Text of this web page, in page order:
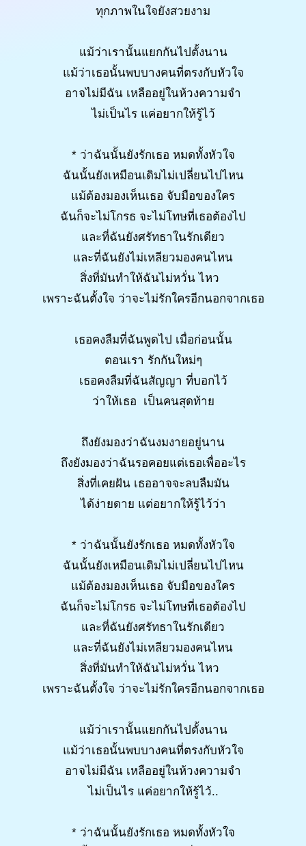
ทุกภาพในใจยังสวยงาม
แม้ว่าเรานั้นแยกกันไปตั้งนาน
แม้ว่าเธอนั้นพบบางคนที่ตรงกับหัวใจ
อาจไม่มีฉัน เหลืออยู่ในห้วงความจำ
ไม่เป็นไร แค่อยากให้รู้ไว้
* ว่าฉันนั้นยังรักเธอ หมดทั้งหัวใจ
ฉันนั้นยังเหมือนเดิมไม่เปลี่ยนไปไหน
แม้ต้องมองเห็นเธอ จับมือของใคร
ฉันก็จะไม่โกรธ จะไม่โทษที่เธอต้องไป
และที่ฉันยังศรัทธาในรักเดียว
และที่ฉันยังไม่เหลียวมองคนไหน
สิ่งที่มันทำให้ฉันไม่หวั่น ไหว
เพราะฉันตั้งใจ ว่าจะไม่รักใครอีกนอกจากเธอ
เธอคงลืมที่ฉันพูดไป เมื่อก่อนนั้น
ตอนเรา รักกันใหม่ๆ
เธอคงลืมที่ฉันสัญญา ที่บอกไว้
ว่าให้เธอ เป็นคนสุดท้าย
ถึงยังมองว่าฉันงมงายอยู่นาน
ถึงยังมองว่าฉันรอคอยแต่เธอเพื่ออะไร
สิ่งที่เคยฝัน เธออาจจะลบลืมมัน
ได้ง่ายดาย แต่อยากให้รู้ไว้ว่า
* ว่าฉันนั้นยังรักเธอ หมดทั้งหัวใจ
ฉันนั้นยังเหมือนเดิมไม่เปลี่ยนไปไหน
แม้ต้องมองเห็นเธอ จับมือของใคร
ฉันก็จะไม่โกรธ จะไม่โทษที่เธอต้องไป
และที่ฉันยังศรัทธาในรักเดียว
และที่ฉันยังไม่เหลียวมองคนไหน
สิ่งที่มันทำให้ฉันไม่หวั่น ไหว
เพราะฉันตั้งใจ ว่าจะไม่รักใครอีกนอกจากเธอ
แม้ว่าเรานั้นแยกกันไปตั้งนาน
แม้ว่าเธอนั้นพบบางคนที่ตรงกับหัวใจ
อาจไม่มีฉัน เหลืออยู่ในห้วงความจำ
ไม่เป็นไร แค่อยากให้รู้ไว้..
* ว่าฉันนั้นยังรักเธอ หมดทั้งหัวใจ